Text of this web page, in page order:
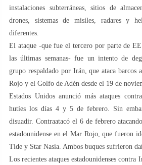
instalaciones subterráneas, sitios de
drones, sistemas de misiles, radares y
diferentes.
El ataque -que fue el tercero por parte de
las últimas semanas- fue un intento de
grupo respaldado por Irán, que ataca barcos
Rojo y el Golfo de Adén desde el 19 de
Estados Unidos anunció más ataques
hutíes los días 4 y 5 de febrero. Sin
disuadir. Contraatacó el 6 de febrero
estadounidense en el Mar Rojo, que fueron
Tide y Star Nasia. Ambos buques sufrieron
Los recientes ataques estadounidenses